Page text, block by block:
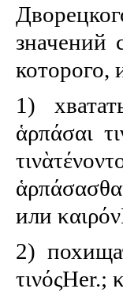
значений
которого,
1)
ἁρπάσαι
или
2)
τινόςHer.;